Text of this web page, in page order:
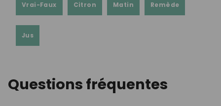
Vrai-Faux Citron Matin Remède
Jus
Questions fréquentes